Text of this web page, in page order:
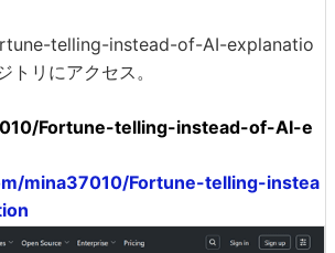
telling-instead-of-AI-explanatio
リにアクセス。
Fortune-telling-instead-of-AI-e
mina37010/Fortune-telling-instea